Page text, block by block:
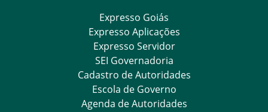
Expresso Goiás
Expresso Aplicações
Expresso Servidor
SEI Governadoria
Cadastro de Autoridades
Escola de Governo
Agenda de Autoridades